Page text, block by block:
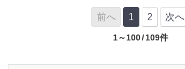
前へ 1 2 次へ
1～100/109件